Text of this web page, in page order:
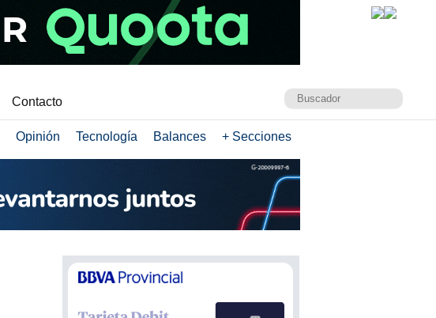
Contacto
Opinión Tecnología Balances + Secciones